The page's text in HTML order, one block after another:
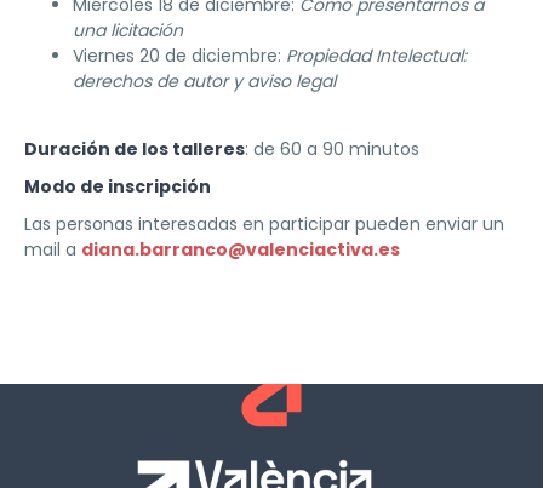
Miércoles 18 de diciembre: Como presentarnos a
una licitación
Viernes 20 de diciembre: Propiedad Intelectual:
derechos de autor y aviso legal
Duración de los talleres: de 60 a 90 minutos
Modo de inscripción
Las personas interesadas en participar pueden enviar un
mail a diana.barranco@valenciactiva.es